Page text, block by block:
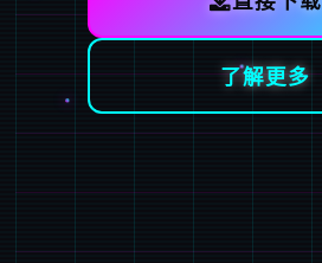
了解更多